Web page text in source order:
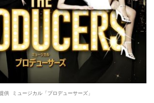
供 ミュージカル「プロデューサーズ」